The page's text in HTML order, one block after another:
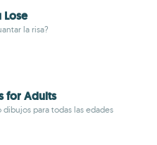
Lose
la risa?
for Adults
para todas las edades